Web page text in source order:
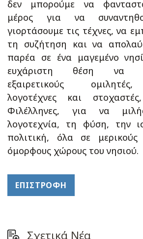
δεν μπορούμε να
μέρος για να
γιορτάσουμε τις τέχνες, να
τη συζήτηση και να
παρέα σε ένα μαγεμένο
ευχάριστη θέση να
εξαιρετικούς
λογοτέχνες και
Φιλέλληνες, για να
λογοτεχνία, τη φύση, την
πολιτική, όλα σε
όμορφους χώρους του νησιού.
ΕΠΙΣΤΡΟΦΉ
Σχετικά Νέα